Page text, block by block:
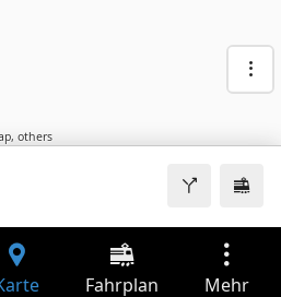
, others
Fahrplan Mehr